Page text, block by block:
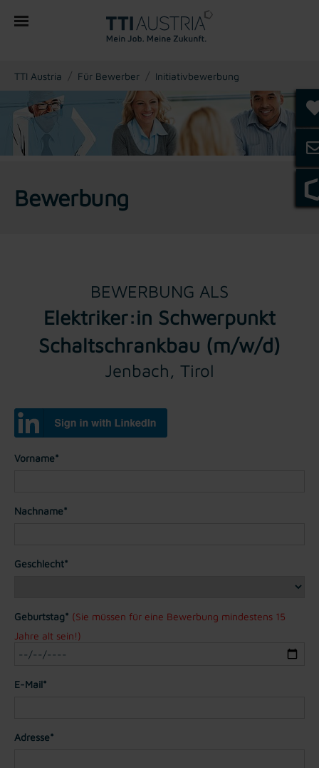
You are here:
TTI Austria Für Bewerber Initiativbewerbung
Bewerbung
BEWERBUNG ALS
Elektriker:in Schwerpunkt
Schaltschrankbau (m/w/d)
Jenbach, Tirol
Vorname*
Nachname*
Geschlecht*
Geburtstag* (Sie müssen für eine Bewerbung mindestens 15
Jahre alt sein!)
E-Mail*
Adresse*